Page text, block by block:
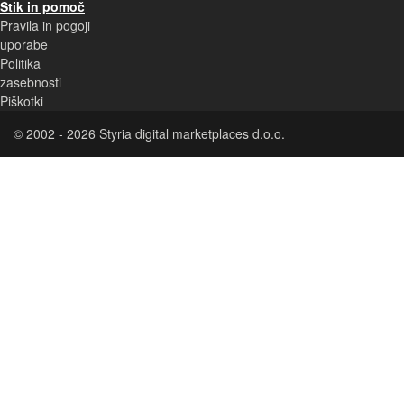
Stik in pomoč
Pravila in pogoji
uporabe
Politika
zasebnosti
Piškotki
© 2002 - 2026 Styria digital marketplaces d.o.o.